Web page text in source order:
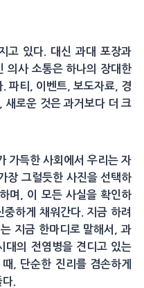
고 있다. 대신 과대 포장과
의사 소통은 하나의 장대한
파티, 이벤트, 보도자료, 경
새로운 것은 과거보다 더 크
가득한 사회에서 우리는 자
장 그럴듯한 사진을 선택하
며, 이 모든 사실을 확인하
하게 채워간다. 지금 하려
지금 한마디로 말해서, 과
대의 전염병을 견디고 있는
, 단순한 진리를 겸손하게
.